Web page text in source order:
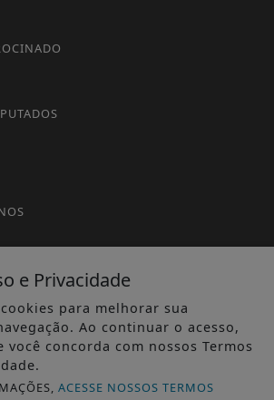
e Privacidade
para melhorar sua
Ao continuar o acesso,
você concorda com nossos Termos
ACESSE NOSSOS TERMOS